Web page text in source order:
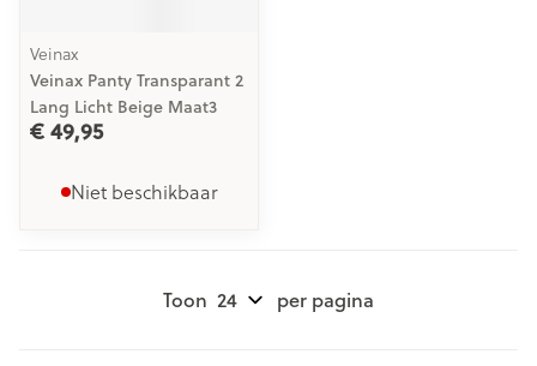
Veinax
Veinax Panty Transparant 2
Lang Licht Beige Maat3
€ 49,95
Niet beschikbaar
Toon per pagina